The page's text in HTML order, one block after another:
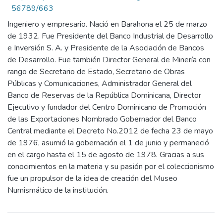
56789/663
Ingeniero y empresario. Nació en Barahona el 25 de marzo
de 1932. Fue Presidente del Banco Industrial de Desarrollo
e Inversión S. A. y Presidente de la Asociación de Bancos
de Desarrollo. Fue también Director General de Minería con
rango de Secretario de Estado, Secretario de Obras
Públicas y Comunicaciones, Administrador General del
Banco de Reservas de la República Dominicana, Director
Ejecutivo y fundador del Centro Dominicano de Promoción
de las Exportaciones Nombrado Gobernador del Banco
Central mediante el Decreto No.2012 de fecha 23 de mayo
de 1976, asumió la gobernación el 1 de junio y permaneció
en el cargo hasta el 15 de agosto de 1978. Gracias a sus
conocimientos en la materia y su pasión por el coleccionismo
fue un propulsor de la idea de creación del Museo
Numismático de la institución.